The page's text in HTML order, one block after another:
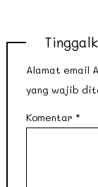
Alamat email
yang wajib
Komentar *